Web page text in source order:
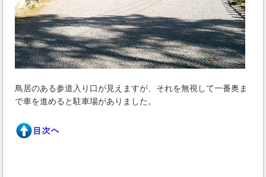
鳥居のある参道入り口が見えますが、それを無視して一番奥ま
で車を進めると駐車場がありました。